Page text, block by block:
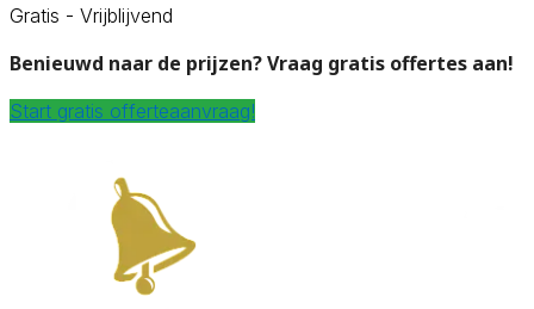
Gratis - Vrijblijvend
Benieuwd naar de prijzen? Vraag gratis offertes aan!
Start gratis offerteaanvraag!